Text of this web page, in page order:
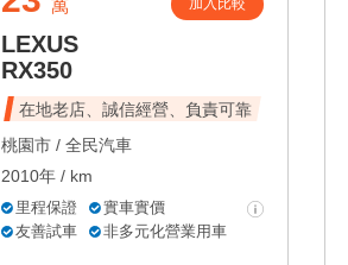
萬
LEXUS
RX350
在地老店、誠信經營、負責可靠
桃園市 / 全民汽車
2010年 / km
里程保證
實車實價
友善試車
非多元化營業用車